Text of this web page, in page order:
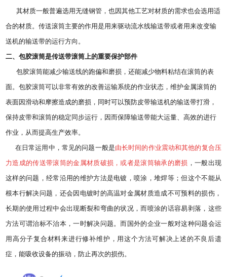
其材质一般普遍选用无缝钢管，也因其他工艺对材质的需求也会选用适
合的材质。传送滚筒主要的作用是用来驱动流水线输送带或者用来改变输
送机的输送带的运行方向。
二、包胶滚筒是传送带滚筒上的重要保护部件
包胶滚筒能减少输送线的跑偏和磨损，还能减少物料粘结在滚筒的表
面。包胶滚筒可以非常有效的改善运输系统的作业状态，维护金属滚筒的
表面因滑动和摩擦造成的磨损，同时可以预防皮带输送机的输送带打滑，
保持皮带和滚筒的稳定同步运行，因而保障输送带能大运量、高效的进行
作业，从而提高生产效率。
在日常运用中，常见的问题一般是由长时间的作业震动和其他的复合压
力造成的传送带滚筒的金属材质破损，或者是滚筒轴承的磨损 ，一般出现
这样的问题，经常沿用的维护方法是电镀，喷涂，堆焊等；但这个不能从
根本行解决问题，还会因电镀时的高温对金属材质造成不可预料的损伤，
长期的使用过程中会出现断裂和弯曲的状况，而喷涂的话容易剥落，这些
方法可谓治标不治本，一时解决问题。而国外的企业一般对这种问题会运
用高分子复合材料来进行修补维护，用这个方法可解决上述的不良后遗
症，能吸收设备的振动，防止再次的损伤。